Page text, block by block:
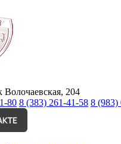
Волочаевская, 204
80 8 (383) 261-41-58 8 (983)